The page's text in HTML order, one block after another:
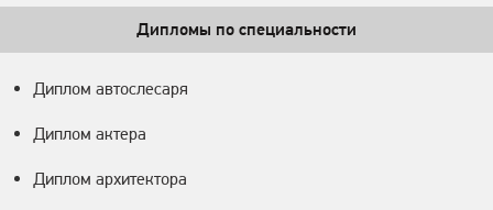
Дипломы по специальности
Диплом автослесаря
Диплом актера
Диплом архитектора